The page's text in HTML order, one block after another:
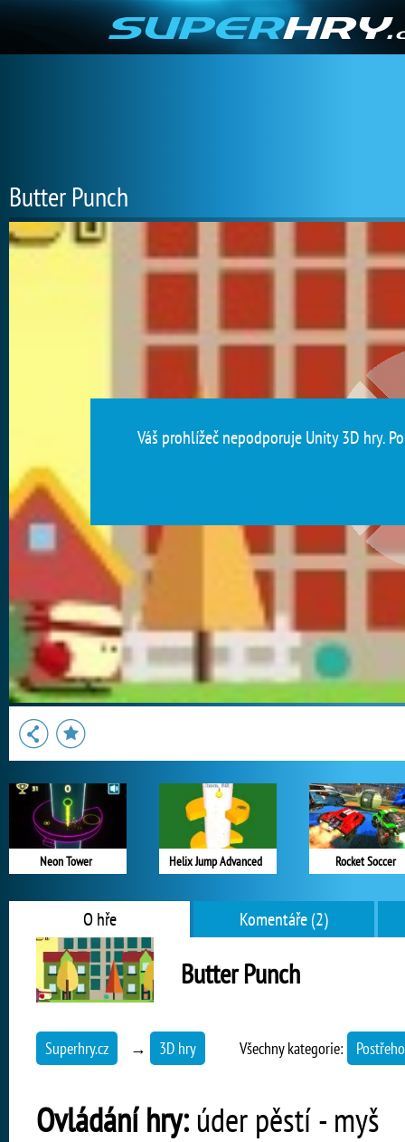
Butter Punch
Váš prohlížeč nepodporuje Unity 3D hry.
Neon Tower Helix Jump Advanced Rocket Soccer
O hře Komentáře (2)
Butter Punch
Superhry.cz → 3D hry Všechny kategorie:
Ovládání hry: úder pěstí - myš